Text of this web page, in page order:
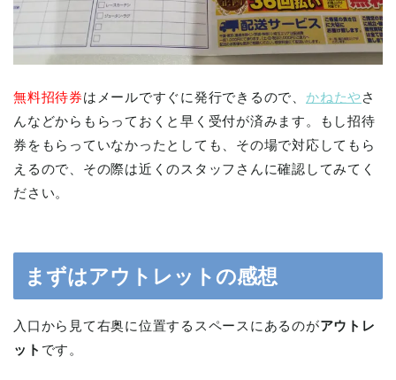
無料招待券はメールですぐに発行できるので、 かねたや さ
んなどからもらっておくと早く受付が済みます。もし招待
券をもらっていなかったとしても、その場で対応してもら
えるので、その際は近くのスタッフさんに確認してみてく
ださい。
まずはアウトレットの感想
入口から見て右奥に位置するスペースにあるのがアウトレ
ット です。